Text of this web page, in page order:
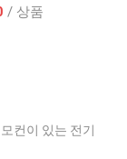
/ 상품
컨이 있는 전기